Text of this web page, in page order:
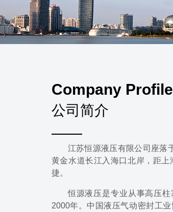
Company Profile
公司简介
江苏恒源液压有限公司座落
黄金水道长江入海口北岸，距
捷。
恒源液压是专业从事高压
2000年。中国液压气动密封工